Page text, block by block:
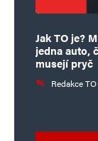
Jak TO je?
jedna auto,
musejí pryč
Redakce TO